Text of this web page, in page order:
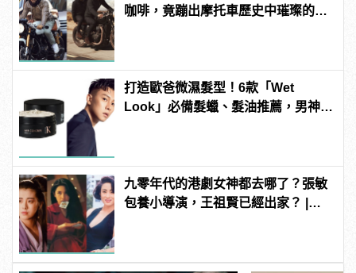
咖啡，竟蹦出摩托車歷史中璀璨的火
打造歐爸微濕髮型！6款「Wet
Look」必備髮蠟、髮油推薦，男神
九零年代的港劇女神都去哪了？張敏
包養小導演，王祖賢已經出家？ |